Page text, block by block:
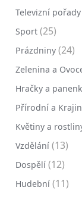
Televizní
Sport (25)
Prázdniny (24)
Zelenina a
Hračky a
Přírodní a
Květiny a
Vzdělání (13)
Dospělí (12)
Hudební (11)